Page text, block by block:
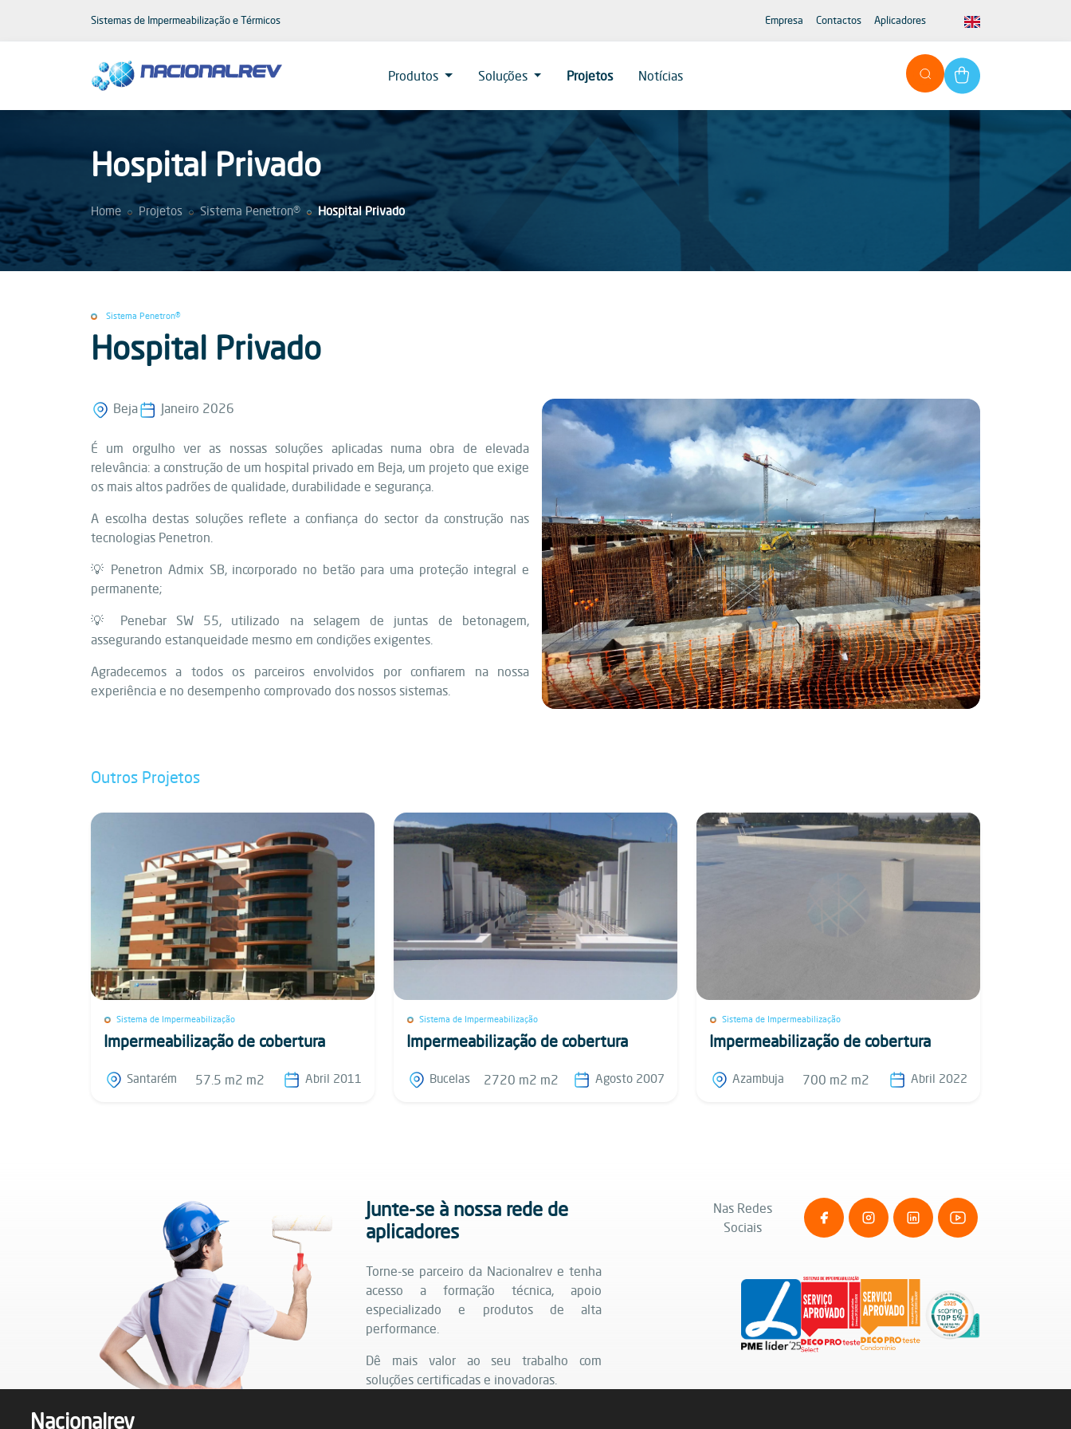
Sistemas de Impermeabilização e Térmicos Empresa Contactos Aplicadores
Produtos Soluções Projetos Notícias
Hospital Privado
Home Projetos Sistema Penetron® Hospital Privado
Sistema Penetron®
Hospital Privado
Beja Janeiro 2026
É um orgulho ver as nossas soluções aplicadas numa obra de elevada
relevância: a construção de um hospital privado em Beja, um projeto que exige
os mais altos padrões de qualidade, durabilidade e segurança.
A escolha destas soluções reflete a confiança do sector da construção nas
tecnologias Penetron.
💡 Penetron Admix SB, incorporado no betão para uma proteção integral e
permanente;
💡 Penebar SW 55, utilizado na selagem de juntas de betonagem,
assegurando estanqueidade mesmo em condições exigentes.
Agradecemos a todos os parceiros envolvidos por confiarem na nossa
experiência e no desempenho comprovado dos nossos sistemas.
Outros Projetos
Sistema de Impermeabilização
Impermeabilização de cobertura
Santarém 57.5 m2 m2 Abril 2011
Sistema de Impermeabilização
Impermeabilização de cobertura
Bucelas 2720 m2 m2 Agosto 2007
Sistema de Impermeabilização
Impermeabilização de cobertura
Azambuja 700 m2 m2 Abril 2022
Junte-se à nossa rede de
aplicadores
Torne-se parceiro da Nacionalrev e tenha
acesso a formação técnica, apoio
especializado e produtos de alta
performance.
Dê mais valor ao seu trabalho com
soluções certificadas e inovadoras.
Nas Redes
Sociais
Nacionalrev